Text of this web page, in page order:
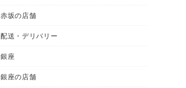
赤坂の店舗
配送・デリバリー
銀座
銀座の店舗